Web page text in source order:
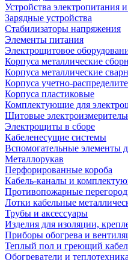
Устройства электропитания
Зарядные устройства
Стабилизаторы напряжения
Элементы питания
Электрощитовое
Корпуса металлические
Корпуса металлические
Корпуса учетно-
Корпуса пластиковые
Комплектующие для
Щитовые
Электрощиты в сборе
Кабеленесущие системы
Вспомогательные элементы
Металлорукав
Перфорированные короба
Кабель-каналы и
Противопожарные
Лотки кабельные
Трубы и аксессуары
Изделия для изоляции,
Приборы обогрева и
Теплый пол и греющий
Обогреватели и теплотехника